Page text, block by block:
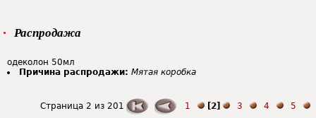
Распродажа
одеколон 50мл
Причина распродажи: Мятая коробка
Страница 2 из 201 1 [2] 3 4 5